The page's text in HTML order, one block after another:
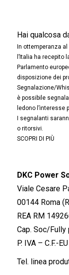
Hai qualcosa
In ottemperanza
l’Italia ha recepito
Parlamento
disposizione dei
Segnalazione/
è possibile
ledono l’interesse
I segnalanti
o ritorsivi.
SCOPRI DI PIÙ
DKC Power
Viale Cesare
00144 Roma
REA RM
Cap. Soc/Fully
P. IVA – C.F.-
Tel. linea